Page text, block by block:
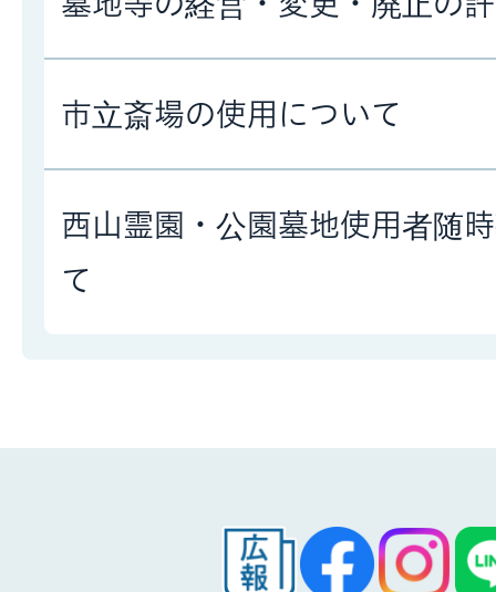
市立斎場の使用について
西山霊園・公園墓地使用者随
て